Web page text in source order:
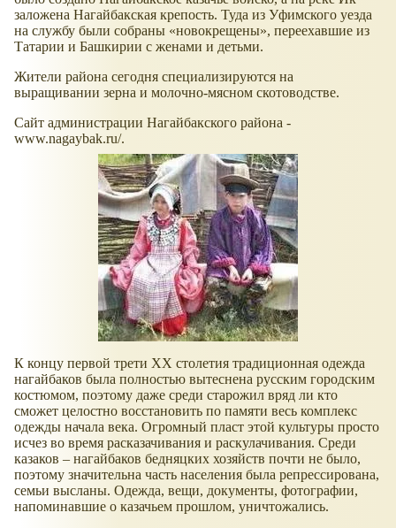
заложена Нагайбакская крепость. Туда из Уфимского уезда
на службу были собраны
новокрещены , переехавшие из
Татарии и Башкирии с женами и детьми.
Жители района сегодня специализируются на
выращивании зерна и молочно-мясном скотоводстве.
Сайт администрации Нагайбакского района -
www.nagaybak.ru/.
К концу первой трети XX столетия традиционная одежда
нагайбаков была полностью вытеснена русским городским
костюмом, поэтому даже среди старожил вряд ли кто
сможет целостно восстановить по памяти весь комплекс
одежды начала века. Огромный пласт этой культуры просто
исчез во время расказачивания и раскулачивания. Среди
казаков – нагайбаков бедняцких хозяйств почти не было,
поэтому значительна часть населения была репрессирована,
семьи высланы. Одежда, вещи, документы, фотографии,
напоминавшие о казачьем прошлом, уничтожались.